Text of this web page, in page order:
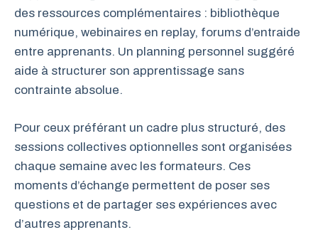
des ressources complémentaires : bibliothèque
numérique, webinaires en replay, forums d’entraide
entre apprenants. Un planning personnel suggéré
aide à structurer son apprentissage sans
contrainte absolue.
Pour ceux préférant un cadre plus structuré, des
sessions collectives optionnelles sont organisées
chaque semaine avec les formateurs. Ces
moments d’échange permettent de poser ses
questions et de partager ses expériences avec
d’autres apprenants.